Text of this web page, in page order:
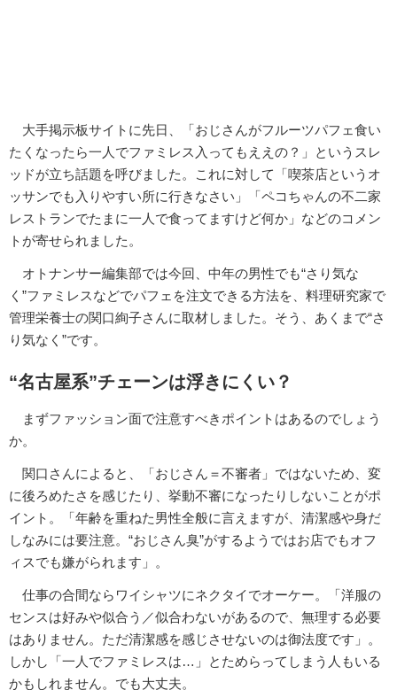
大手掲示板サイトに先日、「おじさんがフルーツパフェ食い
たくなったら一人でファミレス入ってもええの？」というスレ
ッドが立ち話題を呼びました。これに対して「喫茶店というオ
ッサンでも入りやすい所に行きなさい」「ペコちゃんの不二家
レストランでたまに一人で食ってますけど何か」などのコメン
トが寄せられました。
オトナンサー編集部では今回、中年の男性でも“さり気な
く”ファミレスなどでパフェを注文できる方法を、料理研究家で
管理栄養士の関口絢子さんに取材しました。そう、あくまで“さ
り気なく”です。
“名古屋系”チェーンは浮きにくい？
まずファッション面で注意すべきポイントはあるのでしょう
か。
関口さんによると、「おじさん＝不審者」ではないため、変
に後ろめたさを感じたり、挙動不審になったりしないことがポ
イント。「年齢を重ねた男性全般に言えますが、清潔感や身だ
しなみには要注意。“おじさん臭”がするようではお店でもオフ
ィスでも嫌がられます」。
仕事の合間ならワイシャツにネクタイでオーケー。「洋服の
センスは好みや似合う／似合わないがあるので、無理する必要
はありません。ただ清潔感を感じさせないのは御法度です」。
しかし「一人でファミレスは…」とためらってしまう人もいる
かもしれません。でも大丈夫。